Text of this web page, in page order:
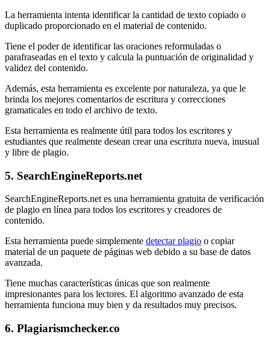
La herramienta intenta identificar la cantidad de texto copiado o
duplicado proporcionado en el material de contenido.
Tiene el poder de identificar las oraciones reformuladas o
parafraseadas en el texto y calcula la puntuación de originalidad y
validez del contenido.
Además, esta herramienta es excelente por naturaleza, ya que le
brinda los mejores comentarios de escritura y correcciones
gramaticales en todo el archivo de texto.
Esta herramienta es realmente útil para todos los escritores y
estudiantes que realmente desean crear una escritura nueva, inusual
y libre de plagio.
5. SearchEngineReports.net
SearchEngineReports.net es una herramienta gratuita de verificación
de plagio en línea para todos los escritores y creadores de
contenido.
Esta herramienta puede simplemente detectar plagio o copiar
material de un paquete de páginas web debido a su base de datos
avanzada.
Tiene muchas características únicas que son realmente
impresionantes para los lectores. El algoritmo avanzado de esta
herramienta funciona muy bien y da resultados muy precisos.
6. Plagiarismchecker.co